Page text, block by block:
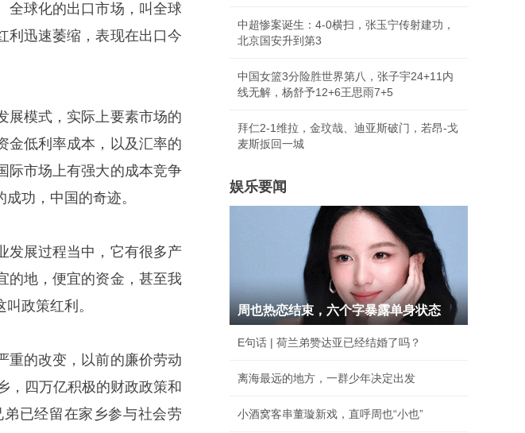
全球化的出口市场，叫全球
利迅速萎缩，表现在出口今
展模式，实际上要素市场的
金低利率成本，以及汇率的
际市场上有强大的成本竞争
功，中国的奇迹。
发展过程当中，它有很多产
的地，便宜的资金，甚至我
政策红利。
重的改变，以前的廉价劳动
，四万亿积极的财政政策和
已经留在家乡参与社会劳
中超惨案诞生：4-0横扫，张玉宁传射建功，
北京国安升到第3
中国女篮3分险胜世界第八，张子宇24+11内
线无解，杨舒予12+6王思雨7+5
拜仁2-1维拉，金玟哉、迪亚斯破门，若昂-戈
麦斯扳回一城
娱乐要闻
周也热恋结束，六个字暴露单身状态
E句话 | 荷兰弟赞达亚已经结婚了吗？
离海最远的地方，一群少年决定出发
小酒窝客串董璇新戏，直呼周也“小也”